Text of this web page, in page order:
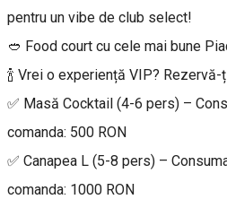
pentru un vibe de club select!
🥙 Food court cu cele mai bune
🍾 Vrei o experiență VIP? Rezervă-
✅ Masă Cocktail (4-6 pers) –
comanda: 500 RON
✅ Canapea L (5-8 pers) –
comanda: 1000 RON